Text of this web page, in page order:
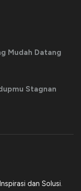
Mudah Datang
Stagnan
dan Solusi.